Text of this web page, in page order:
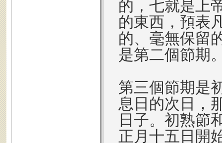
的，七就是上
的東西，預表
的、毫無保留
是第二個節期
第三個節期是
息日的次日，
日子。初熟節
正月十五日開